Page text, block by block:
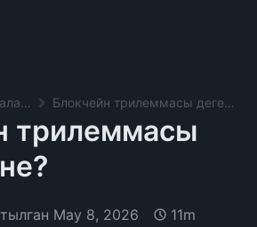
Макалалар Блокчейн трилеммасы деген эмне?
трилеммасы
May 8, 2026 11m